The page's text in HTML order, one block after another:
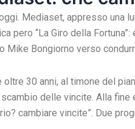
Mediaset, appresso una
pero “La Giro della
Mike Bongiorno verso
30 anni, al timone del
delle vincite. Alla fine
cambiare vincite”. Due